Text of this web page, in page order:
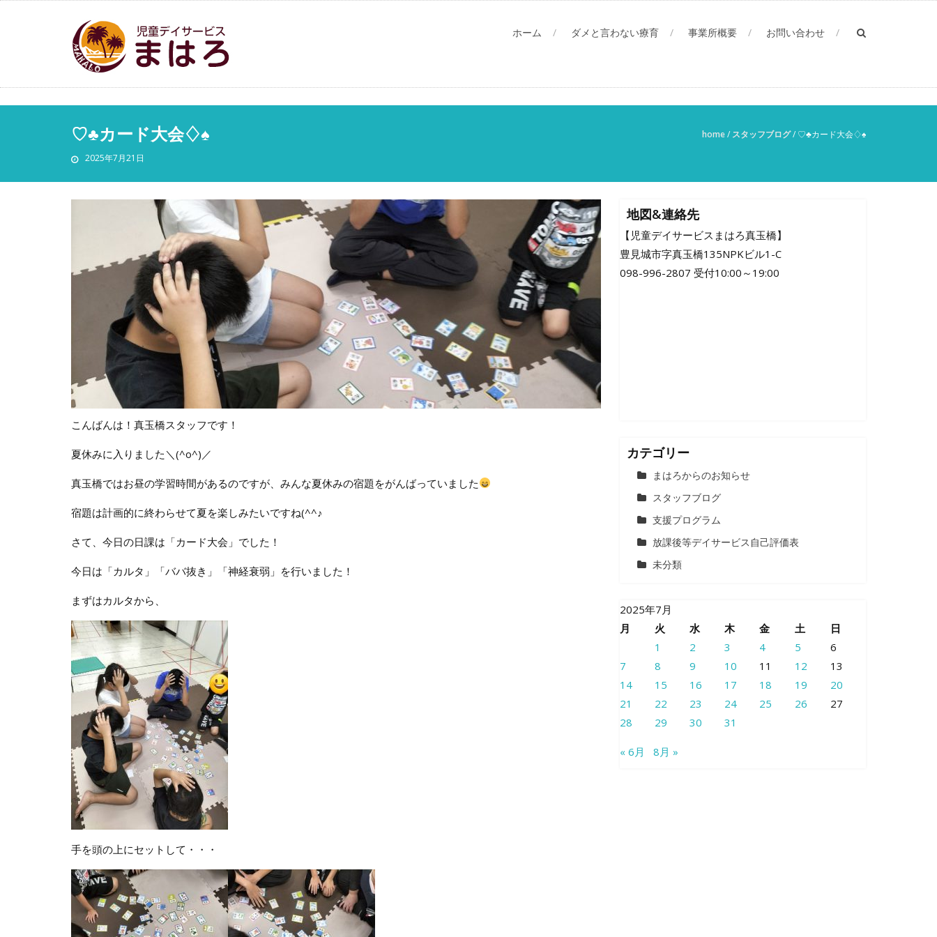
ホーム ダメと言わない療育 事業所概要 お問い合わせ
♡♣カード大会♢♠
2025年7月21日
home/ スタッフブログ/ ♡♣カード大会♢♠
こんばんは！真玉橋スタッフです！
夏休みに入りました＼(^o^)／
真玉橋ではお昼の学習時間があるのですが、みんな夏休みの宿題をがんばっていました
宿題は計画的に終わらせて夏を楽しみたいですね(^^♪
さて、今日の日課は「カード大会」でした！
今日は「カルタ」「ババ抜き」「神経衰弱」を行いました！
まずはカルタから、
手を頭の上にセットして・・・
地図&連絡先
【児童デイサービスまはろ真玉橋】
豊見城市字真玉橋135NPKビル1-C
098-996-2807 受付10:00～19:00
カテゴリー
まはろからのお知らせ
スタッフブログ
支援プログラム
放課後等デイサービス自己評価表
未分類
2025年7月
月
火 水 木 金 土
日
1
2 3 4 5
6
7
8 9 10 11 12
13
14
15 16 17 18 19
20
21
22 23 24 25 26
27
28
29 30 31
« 6月 8月 »